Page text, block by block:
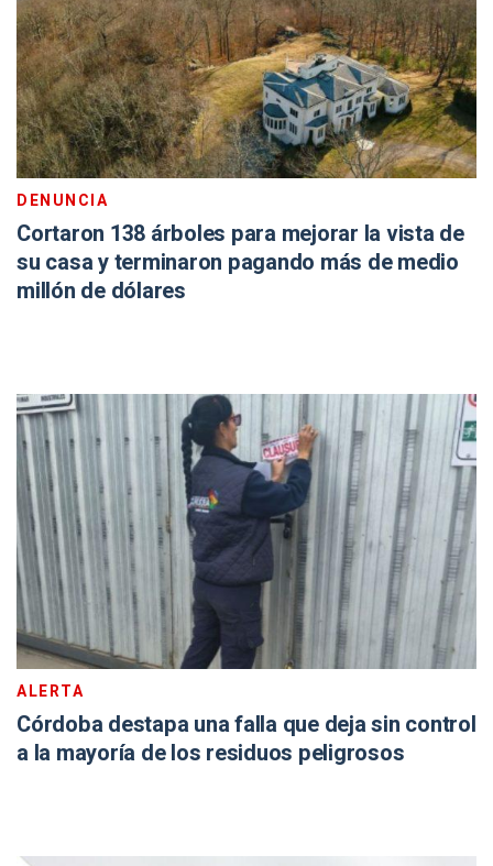
DENUNCIA
Cortaron 138 árboles para mejorar la vista de
su casa y terminaron pagando más de medio
millón de dólares
ALERTA
Córdoba destapa una falla que deja sin control
a la mayoría de los residuos peligrosos